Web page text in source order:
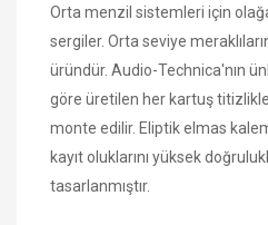
Orta menzil sistemleri için
sergiler. Orta seviye
üründür. Audio-Technica'nın
göre üretilen her kartuş
monte edilir. Eliptik elmas
kayıt oluklarını yüksek
tasarlanmıştır.